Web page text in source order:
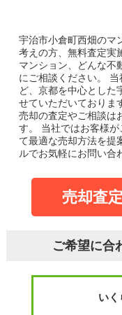
宇治市小倉町西畑のマ
考えの方、無料査定実
マンション、どんな不
にご相談ください。
当
ど、京都を中心とした
せていただいておりま
売却の査定やご相談は
す。
当社ではお客様
て最適な売却方法を提
ルでお気軽にお問い合
売却査
ご希望に合
いく